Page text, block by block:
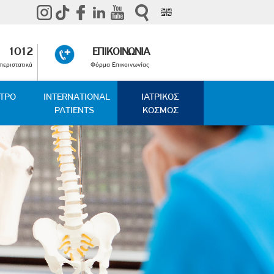
1012 ΕΠΙΚΟΙΝΩΝΙΑ
Φόρμα Επικοινωνίας
INTERNATIONAL
PATIENTS
ΙΑΤΡΙΚΟΣ
ΚΟΣΜΟΣ